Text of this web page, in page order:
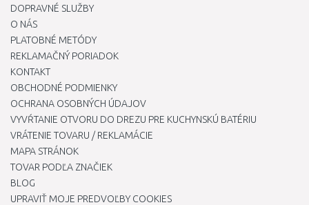
DOPRAVNÉ SLUŽBY
O NÁS
PLATOBNÉ METÓDY
REKLAMAČNÝ PORIADOK
KONTAKT
OBCHODNÉ PODMIENKY
OCHRANA OSOBNÝCH ÚDAJOV
VYVŔTANIE OTVORU DO DREZU PRE KUCHYNSKÚ BATÉRIU
VRÁTENIE TOVARU / REKLAMÁCIE
MAPA STRÁNOK
TOVAR PODĽA ZNAČIEK
BLOG
UPRAVIŤ MOJE PREDVOĽBY COOKIES